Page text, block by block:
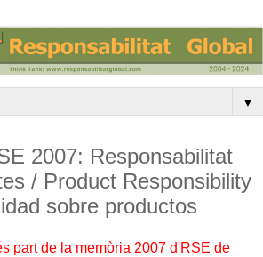
▼
2007: Responsabilitat
/ Product Responsibility
sobre productos
part de la memòria 2007 d'RSE de